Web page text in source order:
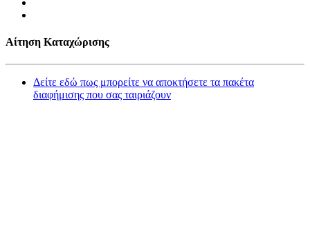
Αίτηση Καταχώρισης
Δείτε εδώ πως μπορείτε να αποκτήσετε τα πακέτα
διαφήμισης που σας ταιριάζουν